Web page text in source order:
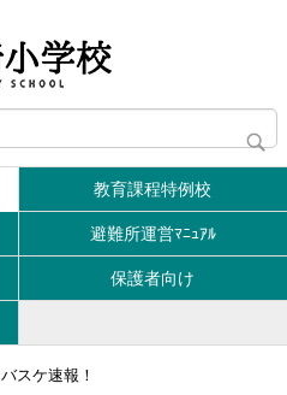
教育課程特例校
避難所運営ﾏﾆｭｱﾙ
保護者向け
バスケ速報！